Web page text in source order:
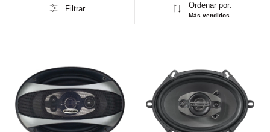
Filtrar Ordenar por:
Más vendidos